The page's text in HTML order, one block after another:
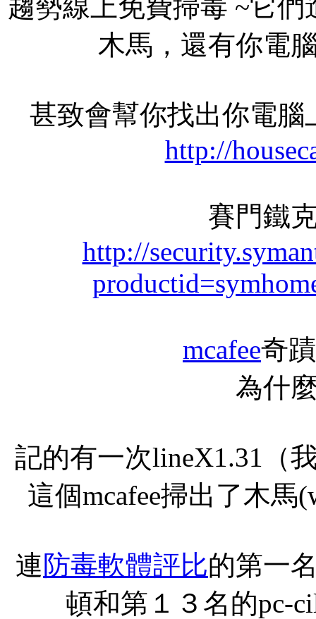
趨勢線上免費掃毒 ~它
木馬，還有你電
甚致會幫你找出你電
http://
賽門鐵
http://
mcafee奇
為什
記的有一次lineX1.31（
這個mcafee掃出了木馬
連防毒軟體評比的第一
頓和第１３名的pc-